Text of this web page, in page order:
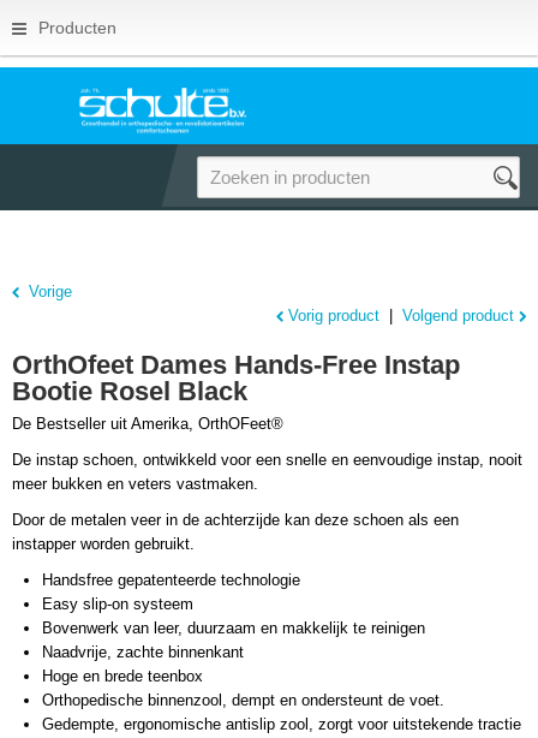
Producten
Vorige
Vorig product
Volgend product
OrthOfeet Dames Hands-Free Instap
Bootie Rosel Black
De Bestseller uit Amerika, OrthOFeet®
De instap schoen, ontwikkeld voor een snelle en eenvoudige instap, nooit
meer bukken en veters vastmaken.
Door de metalen veer in de achterzijde kan deze schoen als een
instapper worden gebruikt.
Handsfree gepatenteerde technologie
Easy slip-on systeem
Bovenwerk van leer, duurzaam en makkelijk te reinigen
Naadvrije, zachte binnenkant
Hoge en brede teenbox
Orthopedische binnenzool, dempt en ondersteunt de voet.
Gedempte, ergonomische antislip zool, zorgt voor uitstekende tractie